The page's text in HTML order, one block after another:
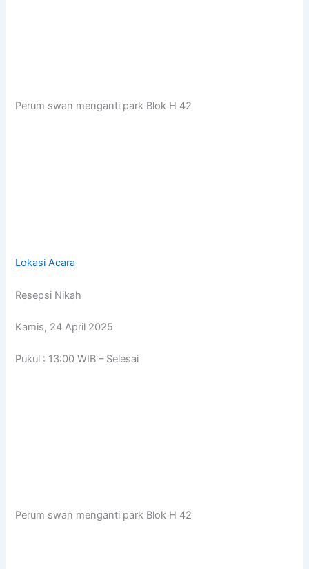
Perum swan menganti park Blok H 42
Lokasi Acara
Resepsi Nikah
Kamis, 24 April 2025
Pukul : 13:00 WIB – Selesai
Perum swan menganti park Blok H 42